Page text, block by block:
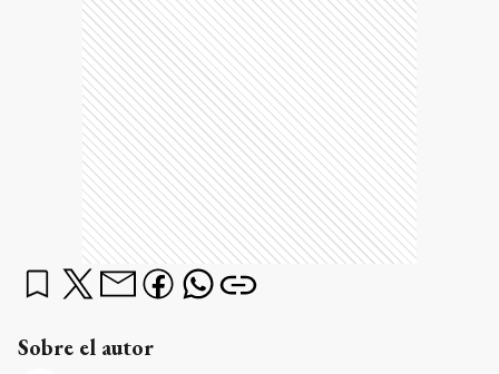
Sobre el autor